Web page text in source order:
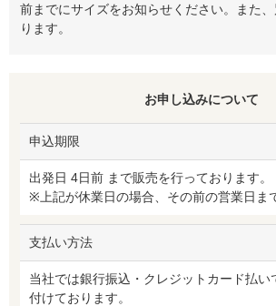
前までにサイズをお知らせください。また
ります。
お申し込みについて
申込期限
出発日 4日前 まで販売を行っております。
※上記が休業日の場合、その前の営業日ま
支払い方法
当社では銀行振込・クレジットカード払い
付けております。